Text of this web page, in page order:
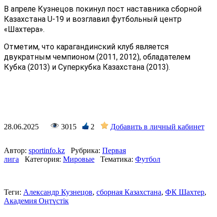
В апреле Кузнецов покинул пост наставника сборной
Казахстана U-19 и возглавил футбольный центр
«Шахтера».
Отметим, что карагандинский клуб является
двукратным чемпионом (2011, 2012), обладателем
Кубка (2013) и Суперкубка Казахстана (2013).
28.06.2025 3015 2 Добавить в личный кабинет
Автор: sportinfo.kz Рубрика: Первая
лига
Категория: Мировые Тематика: Футбол
Теги: Александр Кузнецов, сборная Казахстана, ФК Шахтер,
Академия Оңтүстік